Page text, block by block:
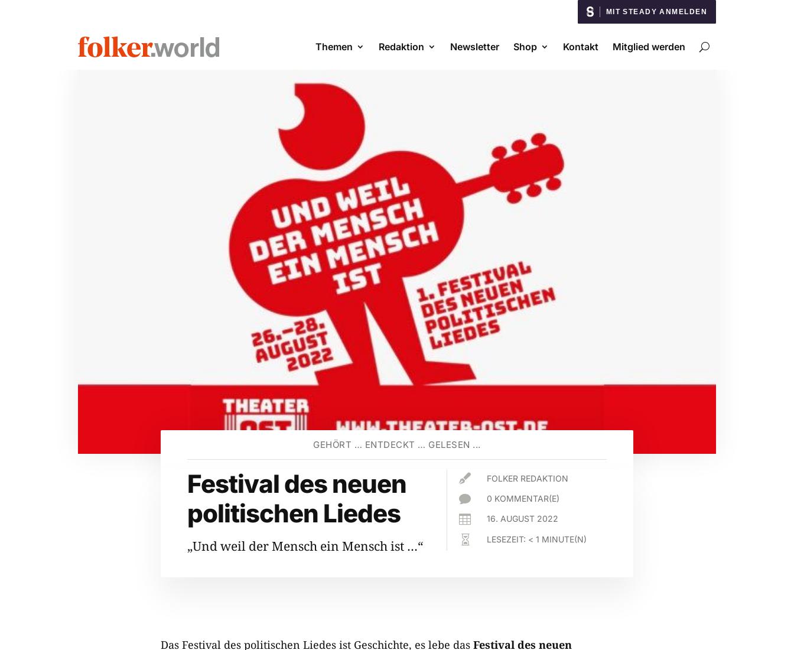
MIT STEADY ANMELDEN
Themen Redaktion Newsletter Shop Kontakt Mitglied werden
GEHÖRT … ENTDECKT … GELESEN ...
Festival des neuen
politischen Liedes
„Und weil der Mensch ein Mensch ist …“
 FOLKER REDAKTION
 0 KOMMENTAR(E)
 16. AUGUST 2022
 LESEZEIT: < 1 MINUTE(N)
Das Festival des politischen Liedes ist Geschichte, es lebe das Festival des neuen